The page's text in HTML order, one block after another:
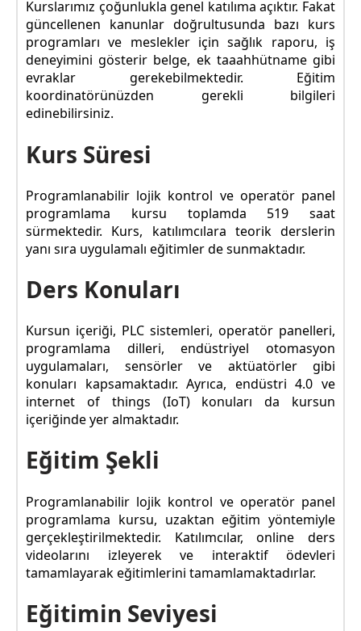
Kurslarımız çoğunlukla genel katılıma açıktır. Fakat
güncellenen kanunlar doğrultusunda bazı kurs
programları ve meslekler için sağlık raporu, iş
deneyimini gösterir belge, ek taaahhütname gibi
evraklar gerekebilmektedir. Eğitim
koordinatörünüzden gerekli bilgileri
edinebilirsiniz.
Kurs Süresi
Programlanabilir lojik kontrol ve operatör panel
programlama kursu toplamda 519 saat
sürmektedir. Kurs, katılımcılara teorik derslerin
yanı sıra uygulamalı eğitimler de sunmaktadır.
Ders Konuları
Kursun içeriği, PLC sistemleri, operatör panelleri,
programlama dilleri, endüstriyel otomasyon
uygulamaları, sensörler ve aktüatörler gibi
konuları kapsamaktadır. Ayrıca, endüstri 4.0 ve
internet of things (IoT) konuları da kursun
içeriğinde yer almaktadır.
Eğitim Şekli
Programlanabilir lojik kontrol ve operatör panel
programlama kursu, uzaktan eğitim yöntemiyle
gerçekleştirilmektedir. Katılımcılar, online ders
videolarını izleyerek ve interaktif ödevleri
tamamlayarak eğitimlerini tamamlamaktadırlar.
Eğitimin Seviyesi